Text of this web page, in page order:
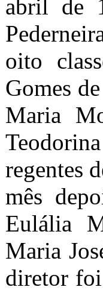
abril de
oito
Gomes
Maria
regentes
mês
Eulália
Maria
diretor